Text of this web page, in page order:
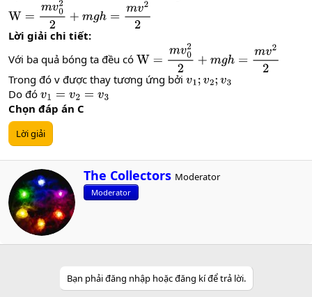
W= m 022+mg h=mv 22
Lời giải chi tiết:
Với ba quả bóng ta đều có W= m 022+mg h=mv 22
Trong đó v được thay tương ứng bởi v1 ; v2;v3
Do đó v1 =v2=v 3
Chọn đáp án C
Lời giải
W
r
i
n
The Collectors Moderator
Moderator
Bạn phải đăng nhập hoặc đăng kí để trả lời.